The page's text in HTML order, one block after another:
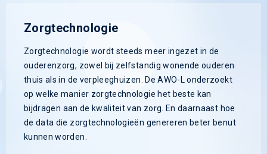
Zorgtechnologie
Zorgtechnologie wordt steeds meer ingezet in de
ouderenzorg, zowel bij zelfstandig wonende ouderen
thuis als in de verpleeghuizen. De AWO-L onderzoekt
op welke manier zorgtechnologie het beste kan
bijdragen aan de kwaliteit van zorg. En daarnaast hoe
de data die zorgtechnologieën genereren beter benut
kunnen worden.